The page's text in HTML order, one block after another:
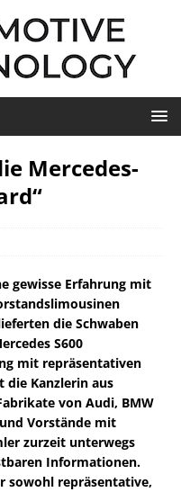
Mercedes-
gewisse Erfahrung mit
die Schwaben
S600
mit repräsentativen
die Kanzlerin aus
von Audi, BMW
Vorstände mit
zurzeit unterwegs
Informationen.
sowohl repräsentative,